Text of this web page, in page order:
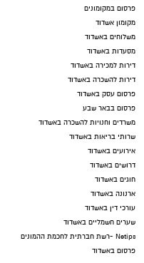
פרסום במקומונים
מקומון אשדוד
משלוחים באשדוד
מסעדות באשדוד
דירות למכירה באשדוד
דירות להשכרה באשדוד
פרסום עסק באשדוד
פרסום בבאר שבע
משרדים וחנויות להשכרה באשדוד
שרותי בריאות באשדוד
אירועים באשדוד
דרושים באשדוד
חוגים באשדוד
ארנונה באשדוד
עורכי דין באשדוד
שערים חשמליים באשדוד
Netips -רשת חברתית לחכמת ההמונים
פרסום באשדוד